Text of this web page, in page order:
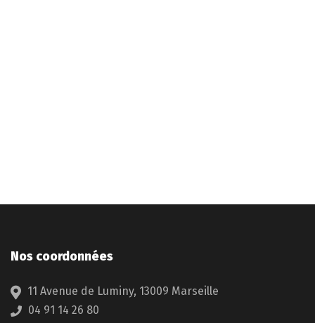
Nos coordonnées
11 Avenue de Luminy, 13009 Marseille
04 91 14 26 80